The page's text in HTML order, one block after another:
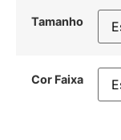
Tamanho
Cor Faixa